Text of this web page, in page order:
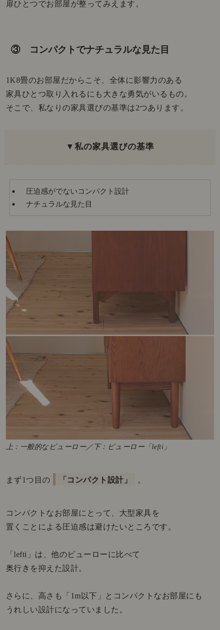
扉ひとつでお部屋が整ってみえます。
③ コンパクトでナチュラルな見た目
1K8畳のお部屋だからこそ、全体に影響力のある
家具ひとつ取り入れるにも大きな勇気がいるもの。
そこで、私なりの家具選びの基準は2つあります。
▼私の家具選びの基準
圧迫感がでないコンパクト設計
ナチュラルな見た目
上：一般的なビューロー／下：ビューロー「lefti」
まず1つ目の 「コンパクト設計」 。
コンパクトなお部屋にとって、大型家具を
置くことによる圧迫感は避けたいところです。
「lefti」は、他のビューローに比べて
奥行きを抑えた設計。
さらに、高さも「1m以下」とコンパクトなお部屋にも
うれしい設計になっていました。